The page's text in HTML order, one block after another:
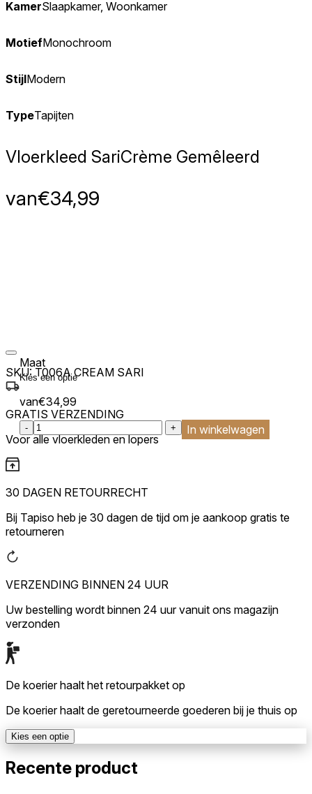
KamerSlaapkamer, Woonkamer
MotiefMonochroom
StijlModern
TypeTapijten
Vloerkleed SariCrème Gemêleerd
van€34,99
Maat
van€34,99
:product_name quantity
- + In winkelwagen
SKU:T006A CREAM SARI
GRATIS VERZENDING
Voor alle vloerkleden en lopers
30 DAGEN RETOURRECHT
Bij Tapiso heb je 30 dagen de tijd om je aankoop gratis te
retourneren
VERZENDING BINNEN 24 UUR
Uw bestelling wordt binnen 24 uur vanuit ons magazijn
verzonden
De koerier haalt het retourpakket op
De koerier haalt de geretourneerde goederen bij je thuis op
Kies een optie
Recente product